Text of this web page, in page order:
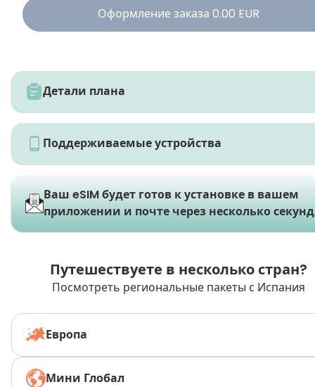
Оформление заказа 0.00 EUR
Детали плана
Поддерживаемые устройства
Ваш eSIM будет готов к установке в вашем
приложении и почте через несколько
Путешествуете в несколько стран?
Посмотреть региональные пакеты с Испания
Европа
Мини Глобал